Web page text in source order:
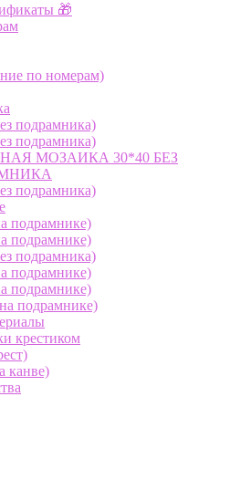
🎁
по номерам)
подрамника)
подрамника)
МОЗАИКА 30*40 БЕЗ
подрамника)
подрамнике)
подрамнике)
подрамника)
подрамнике)
подрамнике)
подрамнике)
крестиком
канве)